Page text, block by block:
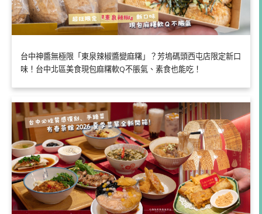
台中神醬無極限「東泉辣椒醬變麻糬」？芳塢碼頭西屯店限定新口
味！台中北區美食現包麻糬軟Q不脹氣、素食也能吃！